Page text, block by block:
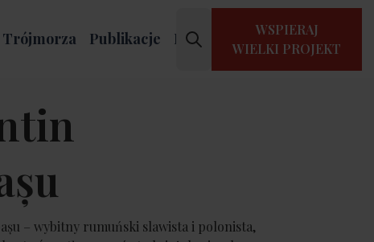
Trójmorza Publikacje Kontakt
WSPIERAJ
WIELKI PROJEKT
– wybitny rumuński slawista i polonista,